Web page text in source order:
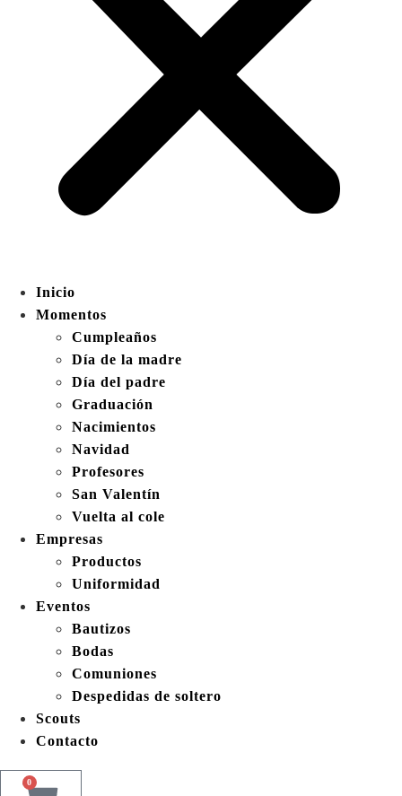
Inicio
Momentos
Cumpleaños
Día de la madre
Día del padre
Graduación
Nacimientos
Navidad
Profesores
San Valentín
Vuelta al cole
Empresas
Productos
Uniformidad
Eventos
Bautizos
Bodas
Comuniones
Despedidas de soltero
Scouts
Contacto
0